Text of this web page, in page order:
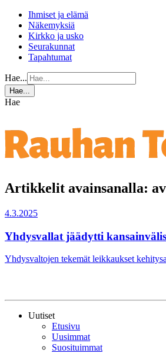
Ihmiset ja elämä
Näkemyksiä
Kirkko ja usko
Seurakunnat
Tapahtumat
Hae...
Hae...
Hae
Artikkelit avainsanalla:
4.3.2025
Yhdysvallat jäädytti
Yhdysvaltojen tekemät leikkaukset
Uutiset
Etusivu
Uusimmat
Suosituimmat